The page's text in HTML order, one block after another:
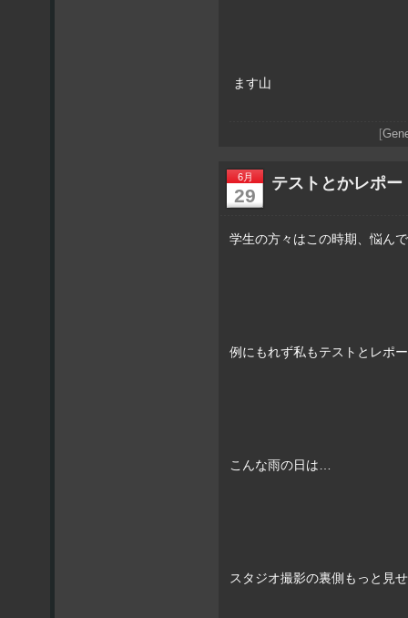
ます山
[
テストとかレポー
6月
29
学生の方々はこの時期、悩ん
例にもれず私もテストとレポ
こんな雨の日は…
スタジオ撮影の裏側もっと見